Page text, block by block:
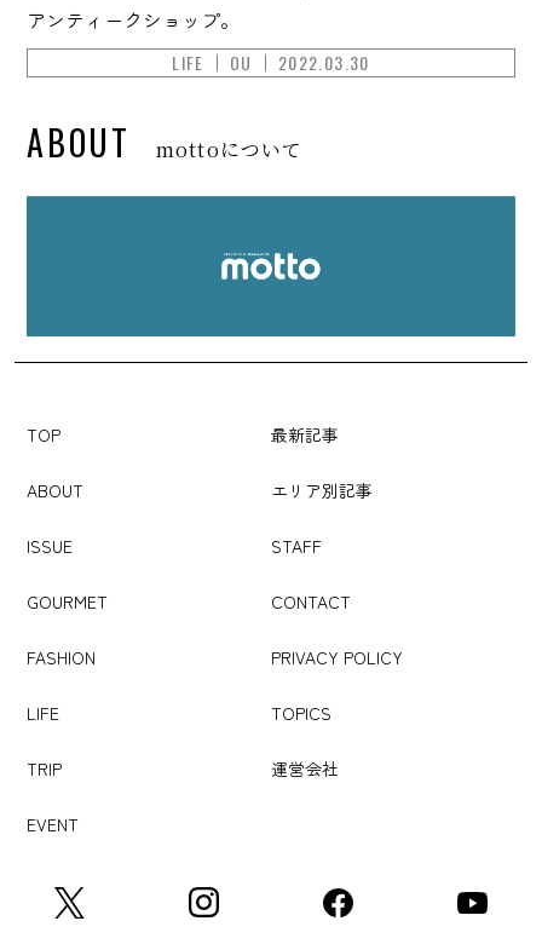
アンティークショップ。
LIFE OU 2022.03.30
ABOUT mottoについて
TOP 最新記事
ABOUT エリア別記事
ISSUE STAFF
GOURMET CONTACT
FASHION PRIVACY POLICY
LIFE TOPICS
TRIP 運営会社
EVENT